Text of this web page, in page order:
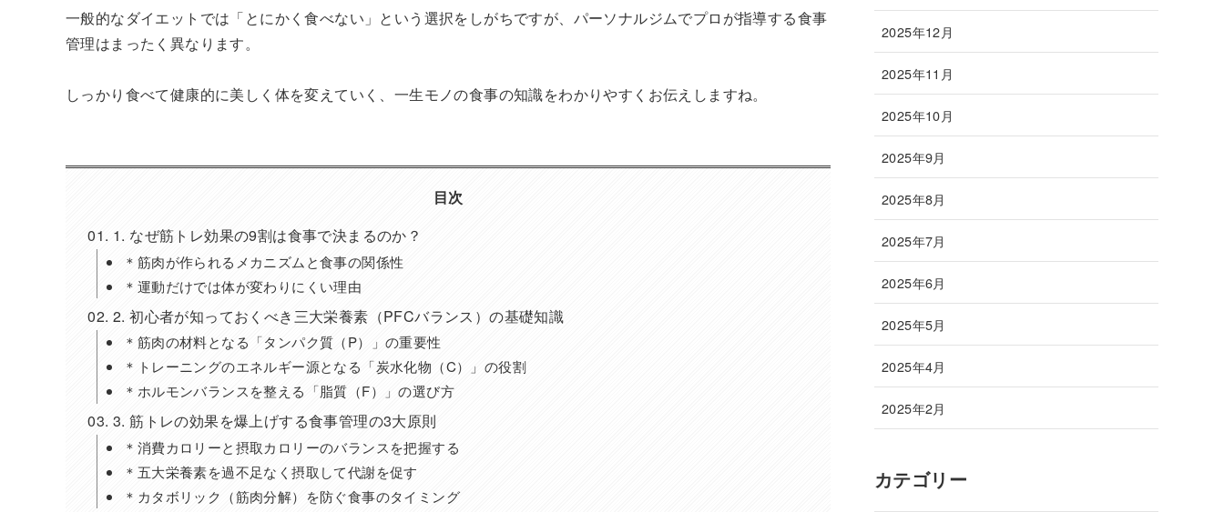
一般的なダイエットでは「とにかく食べない」という選択をしがちですが、パーソナルジムでプロが指導する食事
管理はまったく異なります。
しっかり食べて健康的に美しく体を変えていく、一生モノの食事の知識をわかりやすくお伝えしますね。
目次
1. なぜ筋トレ効果の9割は食事で決まるのか？
＊筋肉が作られるメカニズムと食事の関係性
＊運動だけでは体が変わりにくい理由
2. 初心者が知っておくべき三大栄養素（PFCバランス）の基礎知識
＊筋肉の材料となる「タンパク質（P）」の重要性
＊トレーニングのエネルギー源となる「炭水化物（C）」の役割
＊ホルモンバランスを整える「脂質（F）」の選び方
3. 筋トレの効果を爆上げする食事管理の3大原則
＊消費カロリーと摂取カロリーのバランスを把握する
＊五大栄養素を過不足なく摂取して代謝を促す
＊カタボリック（筋肉分解）を防ぐ食事のタイミング
2025年12月
2025年11月
2025年10月
2025年9月
2025年8月
2025年7月
2025年6月
2025年5月
2025年4月
2025年2月
カテゴリー